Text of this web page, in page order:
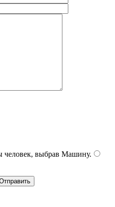
человек, выбрав Машину.